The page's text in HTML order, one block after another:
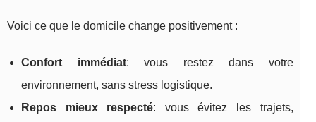
Voici ce que le domicile change positivement :
Confort immédiat: vous restez dans votre
environnement, sans stress logistique.
Repos mieux respecté: vous évitez les trajets,